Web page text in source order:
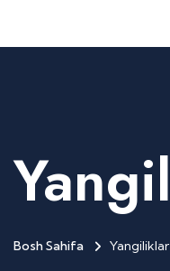
Bosh Sahifa Yangiliklar